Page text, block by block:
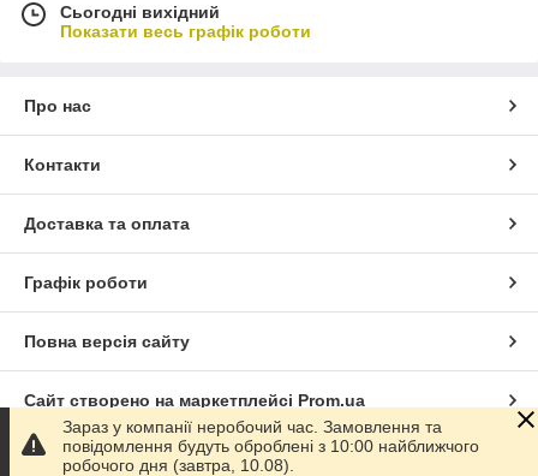
Сьогодні вихідний
Показати весь графік роботи
Про нас
Контакти
Доставка та оплата
Графік роботи
Повна версія сайту
Сайт створено на маркетплейсі Prom.ua
Політика конфіденційності
Зараз у компанії неробочий час. Замовлення та
повідомлення будуть оброблені з 10:00 найближчого
робочого дня (завтра, 10.08).